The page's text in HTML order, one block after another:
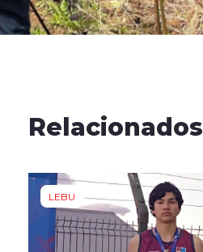
Relacionados
LEBU